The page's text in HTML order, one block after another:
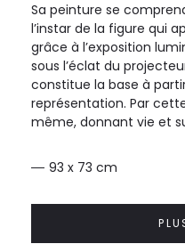
Sa peinture se
l’instar de la figure qui
grâce à l’exposition
sous l’éclat du
constitue la base à
représentation. Par
même, donnant vie et
93 x 73 cm